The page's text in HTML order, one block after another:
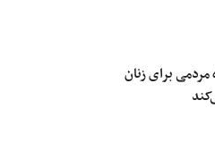
برای زنان